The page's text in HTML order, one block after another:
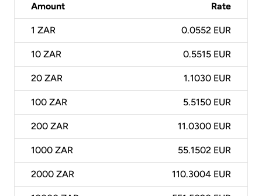
Amount Rate
1 ZAR 0.0552 EUR
10 ZAR 0.5515 EUR
20 ZAR 1.1030 EUR
100 ZAR 5.5150 EUR
200 ZAR 11.0300 EUR
1000 ZAR 55.1502 EUR
2000 ZAR 110.3004 EUR